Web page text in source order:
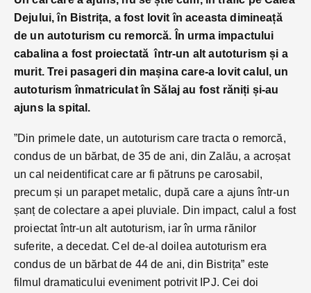
Dejului, în Bistrița, a fost lovit în aceasta dimineață
de un autoturism cu remorcă. În urma impactului
cabalina a fost proiectată într-un alt autoturism și a
murit. Trei pasageri din mașina care-a lovit calul, un
autoturism înmatriculat în Sălaj au fost răniți și-au
ajuns la spital.
”Din primele date, un autoturism care tracta o remorcă,
condus de un bărbat, de 35 de ani, din Zalău, a acroșat
un cal neidentificat care ar fi pătruns pe carosabil,
precum și un parapet metalic, după care a ajuns într-un
șanț de colectare a apei pluviale. Din impact, calul a fost
proiectat într-un alt autoturism, iar în urma rănilor
suferite, a decedat. Cel de-al doilea autoturism era
condus de un bărbat de 44 de ani, din Bistrița” este
filmul dramaticului eveniment potrivit IPJ. Cei doi